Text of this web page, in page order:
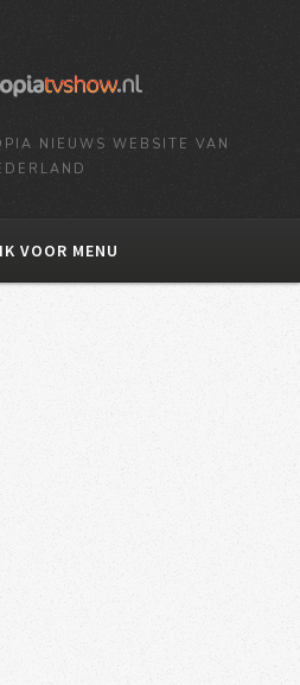
NIEUWS WEBSITE VAN
VOOR MENU